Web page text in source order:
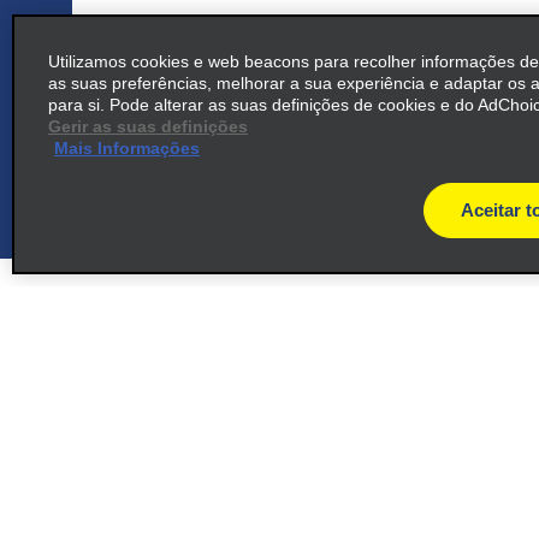
Las Catalinas
Playa Danta 50304
Utilizamos cookies e web beacons para recolher informações
as suas preferências, melhorar a sua experiência e adaptar os
para si. Pode alterar as suas definições de cookies e do
Gerir as suas definições
Mais Informações
Aceitar